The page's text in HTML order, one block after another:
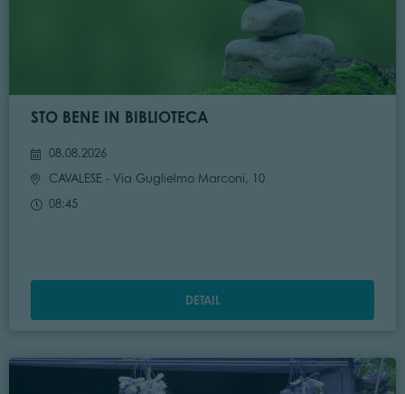
STO BENE IN BIBLIOTECA
08.08.2026
CAVALESE - Via Guglielmo Marconi, 10
08:45
DETAIL